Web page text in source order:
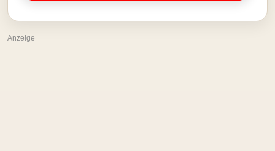
Anzeige